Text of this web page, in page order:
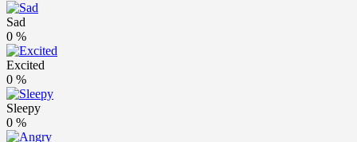
Sad
0 %
Excited
0 %
Sleepy
0 %